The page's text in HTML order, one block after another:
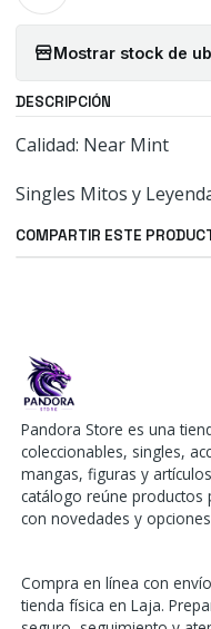
Mostrar stock de
DESCRIPCIÓN
Calidad: Near Mint
Singles Mitos y
COMPARTIR ESTE
Pandora Store es una
coleccionables, singles,
mangas, figuras y
catálogo reúne productos
con novedades y
Compra en línea con
tienda física en Laja.